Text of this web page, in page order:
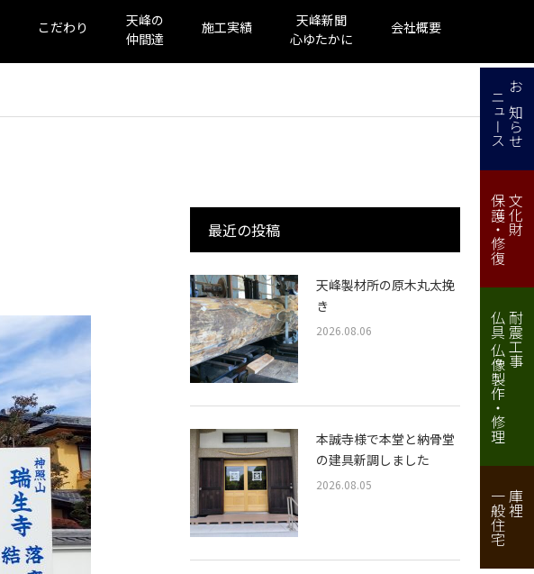
こだわり
天峰の
仲間達
施工実績
天峰新聞
心ゆたかに
会社概要
最近の投稿
天峰製材所の原木丸太挽
き
2026.08.06
本誠寺様で本堂と納骨堂
の建具新調しました
2026.08.05
お知らせ
ニュース
文化財
保護・修復
耐震工事
仏具 仏像製作・修理
庫裡
一般住宅